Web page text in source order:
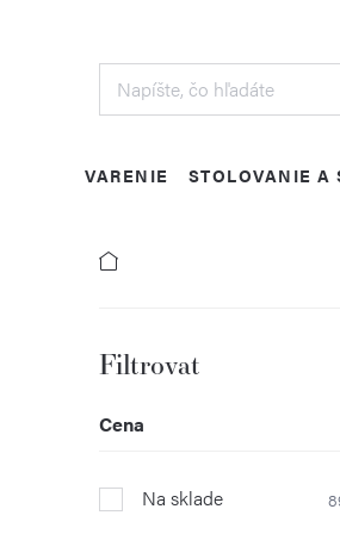
VARENIE STOLOVANIE A
B
o
n
Cena
Na sklade